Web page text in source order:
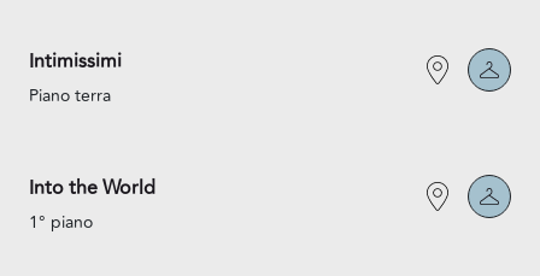
Intimissimi
Piano terra
Into the World
1° piano